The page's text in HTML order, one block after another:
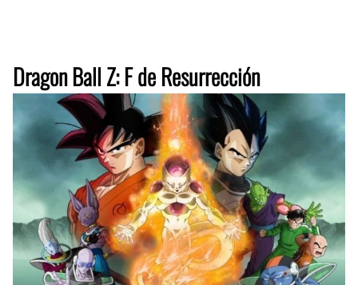
Dragon Ball Z: F de Resurrección